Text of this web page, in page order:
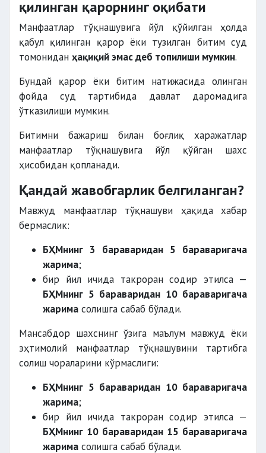
қилинган қарорнинг оқибати
Манфаатлар тўқнашувига йўл қўйилган ҳолда
қабул қилинган қарор ёки тузилган битим суд
томонидан ҳақиқий эмас деб топилиши мумкин.
Бундай қарор ёки битим натижасида олинган
фойда суд тартибида давлат даромадига
ўтказилиши мумкин.
Битимни бажариш билан боғлиқ харажатлар
манфаатлар тўқнашувига йўл қўйган шахс
ҳисобидан қопланади.
Қандай жавобгарлик белгиланган?
Мавжуд манфаатлар тўқнашуви ҳақида хабар
бермаслик:
БҲМнинг 3 бараваридан 5 бараваригача
жарима;
бир йил ичида такроран содир этилса —
БҲМнинг 5 бараваридан 10 бараваригача
жарима солишга сабаб бўлади.
Мансабдор шахснинг ўзига маълум мавжуд ёки
эҳтимолий манфаатлар тўқнашувини тартибга
солиш чораларини кўрмаслиги:
БҲМнинг 5 бараваридан 10 бараваригача
жарима;
бир йил ичида такроран содир этилса —
БҲМнинг 10 бараваридан 15 бараваригача
жарима солишга сабаб бўлади.